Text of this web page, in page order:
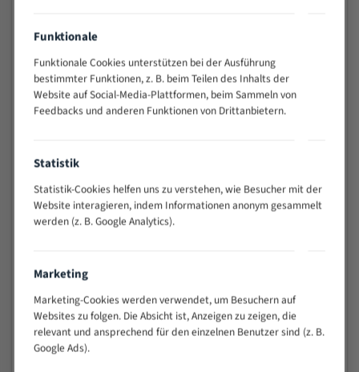
600
> 500
0,75/1,25
Vorteile:
Vielseitiges Bandsägeblatt für verschiedenste
Widerstandsfähig gegen Zahnbruch auch bei
wechselnde Verbindungslängen)
Sehr geringe Vibration
Technische Beschreibung:
Positiver Spanwinkel
Bandkörper aus hochlegiertem Federstahl
Legierte HSS-beschichtete Zahnspitzen
Funktionale
Funktionale Cookies unterstützen bei der Ausführung
bestimmter Funktionen, z. B. beim Teilen des Inhalts der
Website auf Social-Media-Plattformen, beim Sammeln von
Feedbacks und anderen Funktionen von Drittanbietern.
Statistik
Statistik-Cookies helfen uns zu verstehen, wie Besucher mit der
Website interagieren, indem Informationen anonym gesammelt
werden (z. B. Google Analytics).
Marketing
Marketing-Cookies werden verwendet, um Besuchern auf
Websites zu folgen. Die Absicht ist, Anzeigen zu zeigen, die
relevant und ansprechend für den einzelnen Benutzer sind (z. B.
Google Ads).